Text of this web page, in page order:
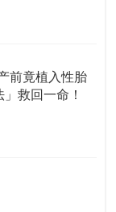
前竟植入性胎
救回一命！